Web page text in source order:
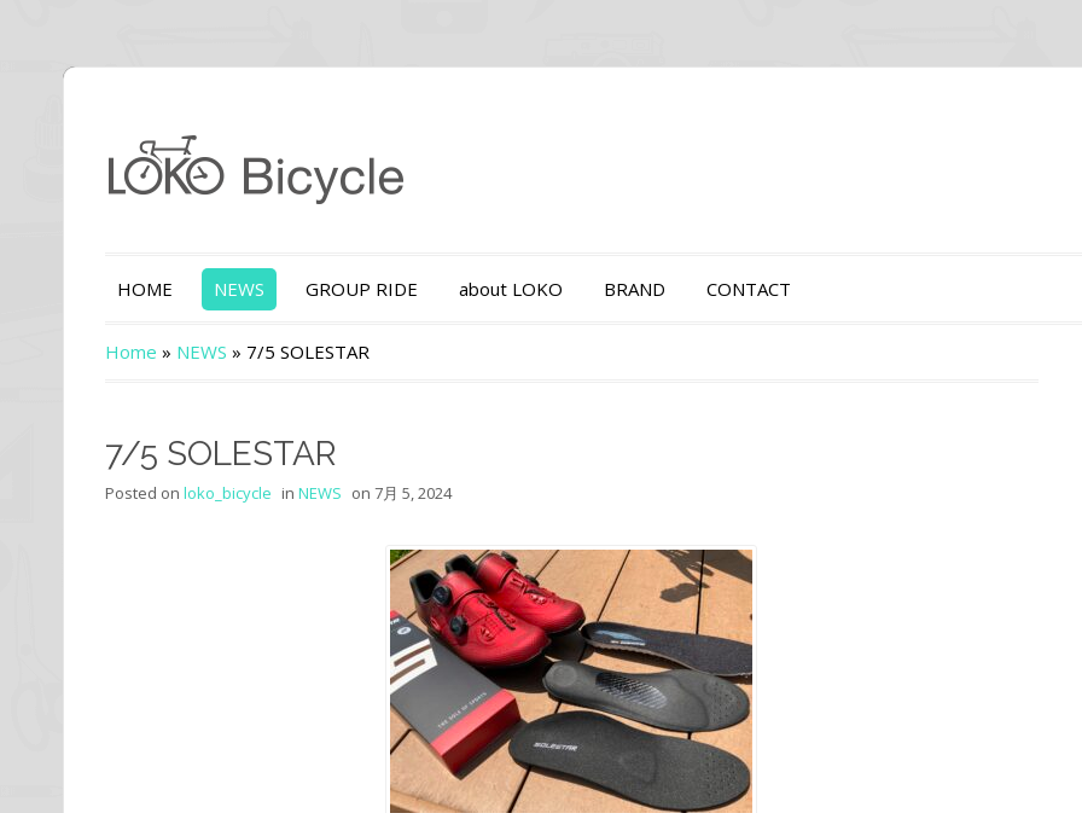
HOME NEWS GROUP RIDE about LOKO BRAND CONTACT
Home » NEWS » 7/5 SOLESTAR
7/5 SOLESTAR
Posted on loko_bicycle in NEWS on 7月 5, 2024